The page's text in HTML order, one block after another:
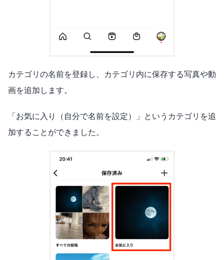
カテゴリの名前を登録し、カテゴリ内に保存する写真や動
画を追加します。
「お気に入り（自分で名前を設定）」というカテゴリを追
加することができました。